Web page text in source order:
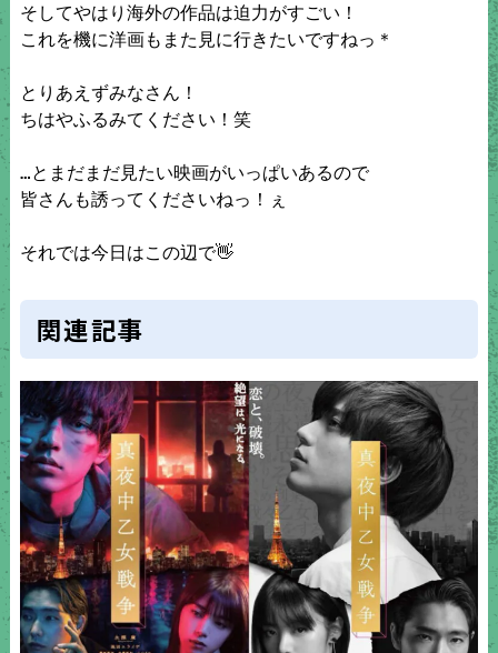
そしてやはり海外の作品は迫力がすごい！
これを機に洋画もまた見に行きたいですねっ＊
とりあえずみなさん！
ちはやふるみてください！笑
…とまだまだ見たい映画がいっぱいあるので
皆さんも誘ってくださいねっ！ぇ
それでは今日はこの辺で👋
関連記事